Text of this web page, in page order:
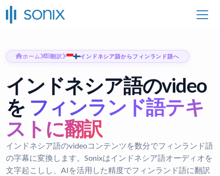
ホーム 翻訳 インドネシア語からフィンランド語へ
インドネシア語のvideo
を フィンランド語テキ
ストに翻訳
インドネシア語のvideoコンテンツを数分でフィンランド語
の字幕に変換します。Sonixはインドネシア語オーディオを
文字起こしし、AIを活用した精度でフィンランド語に翻訳